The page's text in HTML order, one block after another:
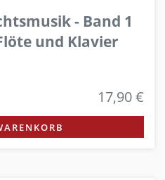
- Band 1
und Klavier
17,90 €